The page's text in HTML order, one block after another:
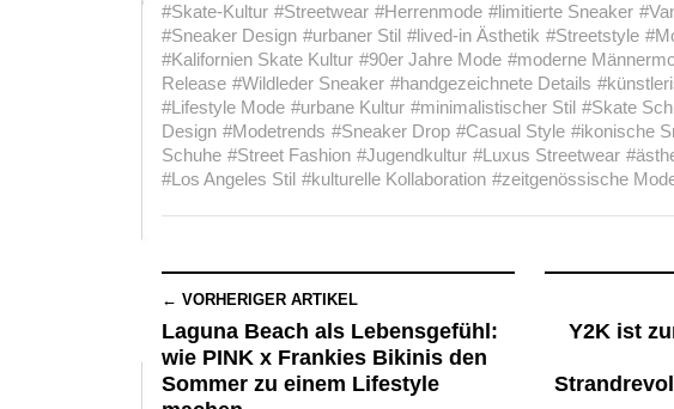
#Skate-Kultur #Streetwear #Herrenmode #limitierte Sneaker
#Sneaker Design #urbaner Stil #lived-in Ästhetik #Streetstyle
#Kalifornien Skate Kultur #90er Jahre Mode #moderne
Release #Wildleder Sneaker #handgezeichnete Details
#Lifestyle Mode #urbane Kultur #minimalistischer Stil #Skate
Design #Modetrends #Sneaker Drop #Casual Style #ikonische
Schuhe #Street Fashion #Jugendkultur #Luxus Streetwear
#Los Angeles Stil #kulturelle Kollaboration #zeitgenössische
← VORHERIGER ARTIKEL
Laguna Beach als Lebensgefühl:
wie PINK x Frankies Bikinis den
Sommer zu einem Lifestyle
Y2K ist